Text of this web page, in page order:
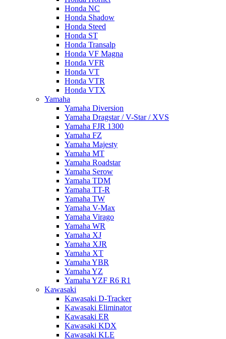
Honda NC
Honda Shadow
Honda Steed
Honda ST
Honda Transalp
Honda VF Magna
Honda VFR
Honda VT
Honda VTR
Honda VTX
Yamaha
Yamaha Diversion
Yamaha Dragstar / V-Star / XVS
Yamaha FJR 1300
Yamaha FZ
Yamaha Majesty
Yamaha MT
Yamaha Roadstar
Yamaha Serow
Yamaha TDM
Yamaha TT-R
Yamaha TW
Yamaha V-Max
Yamaha Virago
Yamaha WR
Yamaha XJ
Yamaha XJR
Yamaha XT
Yamaha YBR
Yamaha YZ
Yamaha YZF R6 R1
Kawasaki
Kawasaki D-Tracker
Kawasaki Eliminator
Kawasaki ER
Kawasaki KDX
Kawasaki KLE